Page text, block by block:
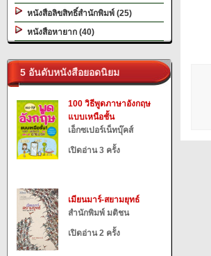
หนังสือลิขสิทธิ์สำนักพิมพ์ (25)
หนังสือหายาก (40)
5 อันดับหนังสือยอดนิยม
100 วิธีพูดภาษาอังกฤษ
แบบเหนือชั้น
เอ็กซเปอร์เน็ทบุ๊คส์
เปิดอ่าน 3 ครั้ง
เมียนมาร์-สยามยุทธ์
สำนักพิมพ์ มติชน
เปิดอ่าน 2 ครั้ง